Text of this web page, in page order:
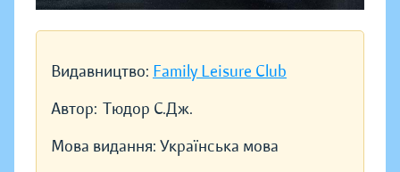
Видавництво: Family Leisure Club
Автор: Тюдор С.Дж.
Мова видання: Українська мова